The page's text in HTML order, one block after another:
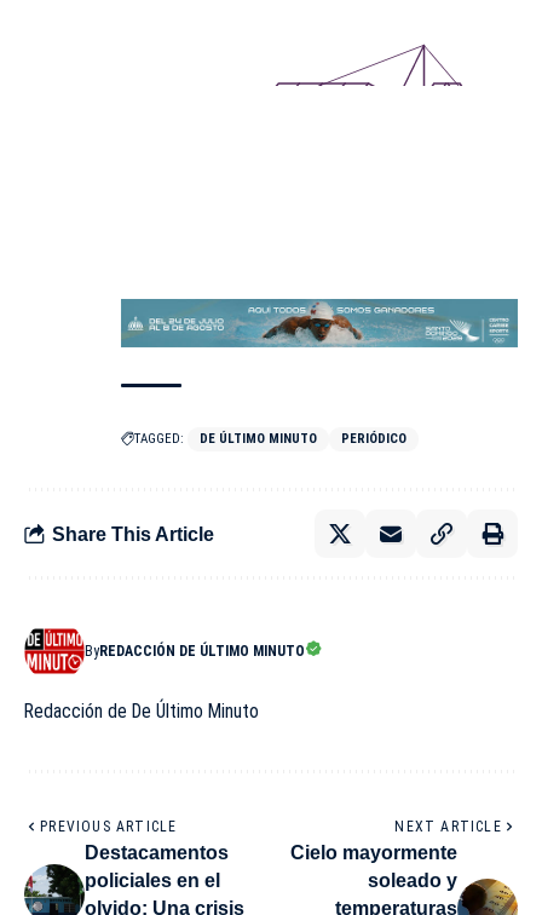
TAGGED: DE ÚLTIMO MINUTO PERIÓDICO
Share This Article
ByREDACCIÓN DE ÚLTIMO MINUTO
Redacción de De Último Minuto
PREVIOUS ARTICLE
Destacamentos
policiales en el
olvido: Una crisis
NEXT ARTICLE
Cielo mayormente
soleado y
temperaturas